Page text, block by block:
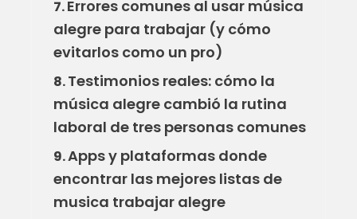
7.Errores comunes al usar música
alegre para trabajar (y cómo
evitarlos como un pro)
8.Testimonios reales: cómo la
música alegre cambió la rutina
laboral de tres personas comunes
9.Apps y plataformas donde
encontrar las mejores listas de
musica trabajar alegre